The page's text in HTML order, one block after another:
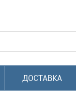
ДОСТАВКА